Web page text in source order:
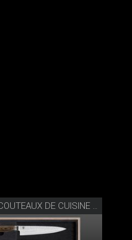
SET DE COUTEAUX DE CUISINE TIM MÄLZER